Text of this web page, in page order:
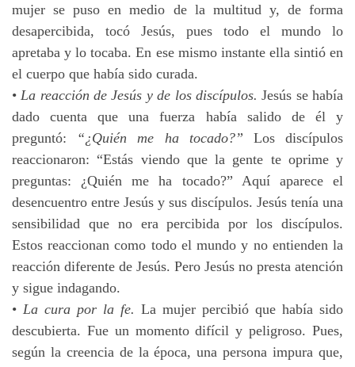
mujer se puso en medio de la multitud y, de forma
desapercibida, tocó Jesús, pues todo el mundo lo
apretaba y lo tocaba. En ese mismo instante ella sintió en
el cuerpo que había sido curada.
• La reacción de Jesús y de los discípulos. Jesús se había
dado cuenta que una fuerza había salido de él y
preguntó: “¿Quién me ha tocado?” Los discípulos
reaccionaron: “Estás viendo que la gente te oprime y
preguntas: ¿Quién me ha tocado?” Aquí aparece el
desencuentro entre Jesús y sus discípulos. Jesús tenía una
sensibilidad que no era percibida por los discípulos.
Estos reaccionan como todo el mundo y no entienden la
reacción diferente de Jesús. Pero Jesús no presta atención
y sigue indagando.
• La cura por la fe. La mujer percibió que había sido
descubierta. Fue un momento difícil y peligroso. Pues,
según la creencia de la época, una persona impura que,